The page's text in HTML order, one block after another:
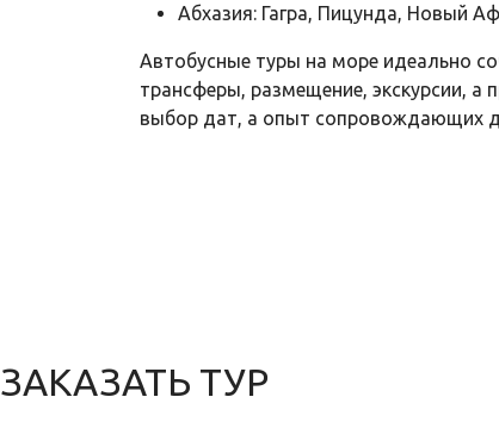
Абхазия: Гагра, Пицунда, Новый
Автобусные туры на море идеально
трансферы, размещение, экскурсии,
выбор дат, а опыт сопровождающих
ЗАКАЗАТЬ ТУР